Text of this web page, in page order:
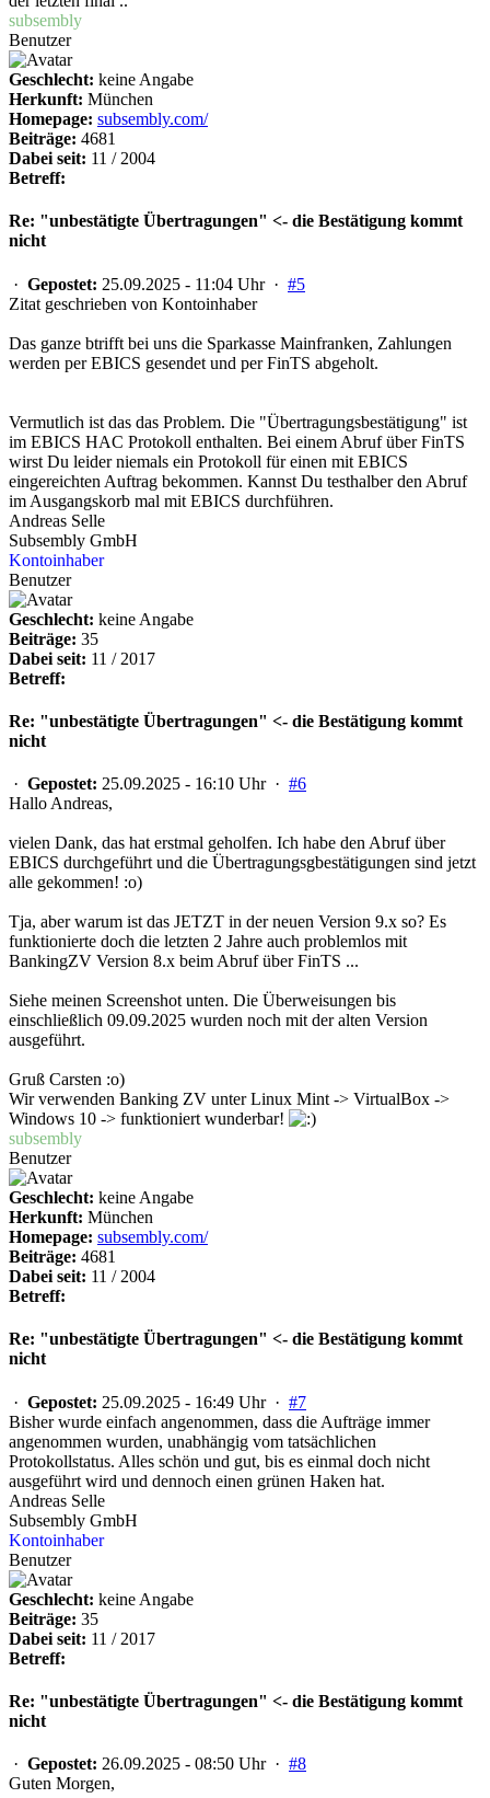
subsembly
Benutzer
Geschlecht: keine Angabe
Herkunft: München
Homepage: subsembly.com/
Beiträge: 4681
Dabei seit: 11 / 2004
Betreff:
Re: "unbestätigte Übertragungen" <- die Bestätigung kommt
nicht
· Gepostet: 25.09.2025 - 11:04 Uhr · #5
Zitat geschrieben von Kontoinhaber
Das ganze btrifft bei uns die Sparkasse Mainfranken, Zahlungen
werden per EBICS gesendet und per FinTS abgeholt.
Vermutlich ist das das Problem. Die "Übertragungsbestätigung" ist
im EBICS HAC Protokoll enthalten. Bei einem Abruf über FinTS
wirst Du leider niemals ein Protokoll für einen mit EBICS
eingereichten Auftrag bekommen. Kannst Du testhalber den Abruf
im Ausgangskorb mal mit EBICS durchführen.
Andreas Selle
Subsembly GmbH
Kontoinhaber
Benutzer
Geschlecht: keine Angabe
Beiträge: 35
Dabei seit: 11 / 2017
Betreff:
Re: "unbestätigte Übertragungen" <- die Bestätigung kommt
nicht
· Gepostet: 25.09.2025 - 16:10 Uhr · #6
Hallo Andreas,
vielen Dank, das hat erstmal geholfen. Ich habe den Abruf über
EBICS durchgeführt und die Übertragungsgbestätigungen sind jetzt
alle gekommen! :o)
Tja, aber warum ist das JETZT in der neuen Version 9.x so? Es
funktionierte doch die letzten 2 Jahre auch problemlos mit
BankingZV Version 8.x beim Abruf über FinTS ...
Siehe meinen Screenshot unten. Die Überweisungen bis
einschließlich 09.09.2025 wurden noch mit der alten Version
ausgeführt.
Gruß Carsten :o)
Wir verwenden Banking ZV unter Linux Mint -> VirtualBox ->
Windows 10 -> funktioniert wunderbar!
subsembly
Benutzer
Geschlecht: keine Angabe
Herkunft: München
Homepage: subsembly.com/
Beiträge: 4681
Dabei seit: 11 / 2004
Betreff:
Re: "unbestätigte Übertragungen" <- die Bestätigung kommt
nicht
· Gepostet: 25.09.2025 - 16:49 Uhr · #7
Bisher wurde einfach angenommen, dass die Aufträge immer
angenommen wurden, unabhängig vom tatsächlichen
Protokollstatus. Alles schön und gut, bis es einmal doch nicht
ausgeführt wird und dennoch einen grünen Haken hat.
Andreas Selle
Subsembly GmbH
Kontoinhaber
Benutzer
Geschlecht: keine Angabe
Beiträge: 35
Dabei seit: 11 / 2017
Betreff:
Re: "unbestätigte Übertragungen" <- die Bestätigung kommt
nicht
· Gepostet: 26.09.2025 - 08:50 Uhr · #8
Guten Morgen,